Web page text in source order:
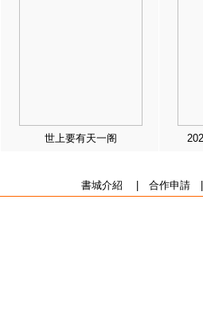
世上要有天一阁
書城介紹 合作申請